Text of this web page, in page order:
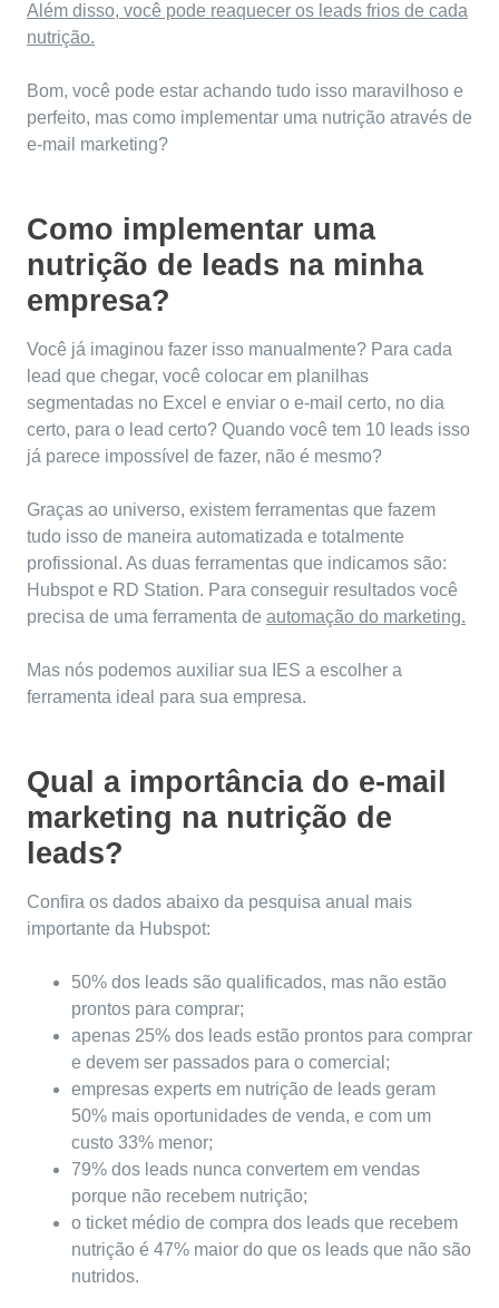
Além disso, você pode reaquecer os leads frios de cada
nutrição.
Bom, você pode estar achando tudo isso maravilhoso e
perfeito, mas como implementar uma nutrição através de
e-mail marketing?
Como implementar uma
nutrição de leads na minha
empresa?
Você já imaginou fazer isso manualmente? Para cada
lead que chegar, você colocar em planilhas
segmentadas no Excel e enviar o e-mail certo, no dia
certo, para o lead certo? Quando você tem 10 leads isso
já parece impossível de fazer, não é mesmo?
Graças ao universo, existem ferramentas que fazem
tudo isso de maneira automatizada e totalmente
profissional. As duas ferramentas que indicamos são:
Hubspot e RD Station. Para conseguir resultados você
precisa de uma ferramenta de automação do marketing.
Mas nós podemos auxiliar sua IES a escolher a
ferramenta ideal para sua empresa.
Qual a importância do e-mail
marketing na nutrição de
leads?
Confira os dados abaixo da pesquisa anual mais
importante da Hubspot:
50% dos leads são qualificados, mas não estão
prontos para comprar;
apenas 25% dos leads estão prontos para comprar
e devem ser passados para o comercial;
empresas experts em nutrição de leads geram
50% mais oportunidades de venda, e com um
custo 33% menor;
79% dos leads nunca convertem em vendas
porque não recebem nutrição;
o ticket médio de compra dos leads que recebem
nutrição é 47% maior do que os leads que não são
nutridos.